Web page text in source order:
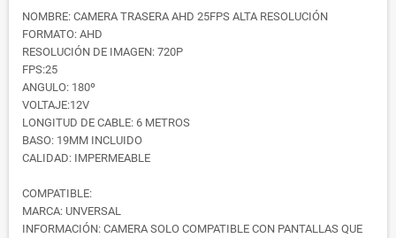
NOMBRE: CAMERA TRASERA AHD 25FPS ALTA RESOLUCIÓN
FORMATO: AHD
RESOLUCIÓN DE IMAGEN: 720P
FPS:25
ANGULO: 180º
VOLTAJE:12V
LONGITUD DE CABLE: 6 METROS
BASO: 19MM INCLUIDO
CALIDAD: IMPERMEABLE
COMPATIBLE:
MARCA: UNVERSAL
INFORMACIÓN: CAMERA SOLO COMPATIBLE CON PANTALLAS QUE